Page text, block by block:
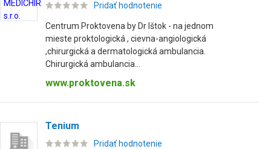
Pridať hodnotenie
Centrum Proktovena by Dr Ištok - na jednom
mieste proktologická , cievna-angiologická
,chirurgická a dermatologická ambulancia.
Chirurgická ambulancia...
www.proktovena.sk
Tenium
Pridať hodnotenie